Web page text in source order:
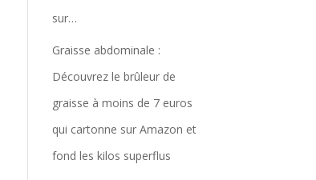
sur…
Graisse abdominale :
Découvrez le brûleur de
graisse à moins de 7 euros
qui cartonne sur Amazon et
fond les kilos superflus